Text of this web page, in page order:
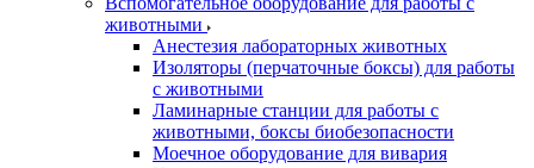
животными
Анестезия лабораторных животных
Изоляторы (перчаточные боксы) для работы
с животными
Ламинарные станции для работы с
животными, боксы биобезопасности
Моечное оборудование для вивария